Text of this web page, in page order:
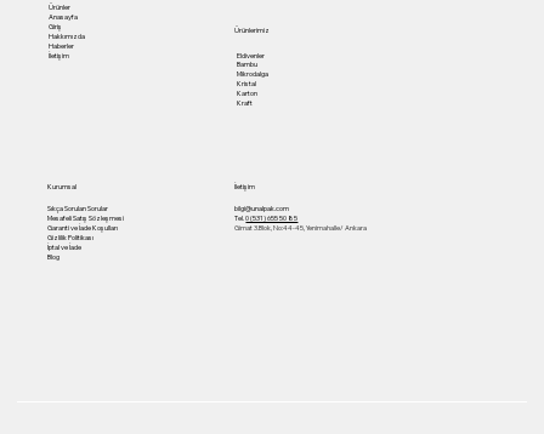
Ürünlerimiz
Eldivenler
Bambu
Mikrodalga
Kristal
Karton
Kraft
Ürünler
Anasayfa
Giriş
Hakkımızda
Haberler
İletişim
Kurumsal
Sıkça Sorulan Sorular
Mesafeli Satış Sözleşmesi
Garanti ve İade Koşulları
Gizlilik Politikası
İptal ve İade
Blog
İletişim
bilgi@unalpak.com
Tel.0 (531) 655 50 85
Gimat 3.Blok, No:44-45, Yenimahalle/ Ankara